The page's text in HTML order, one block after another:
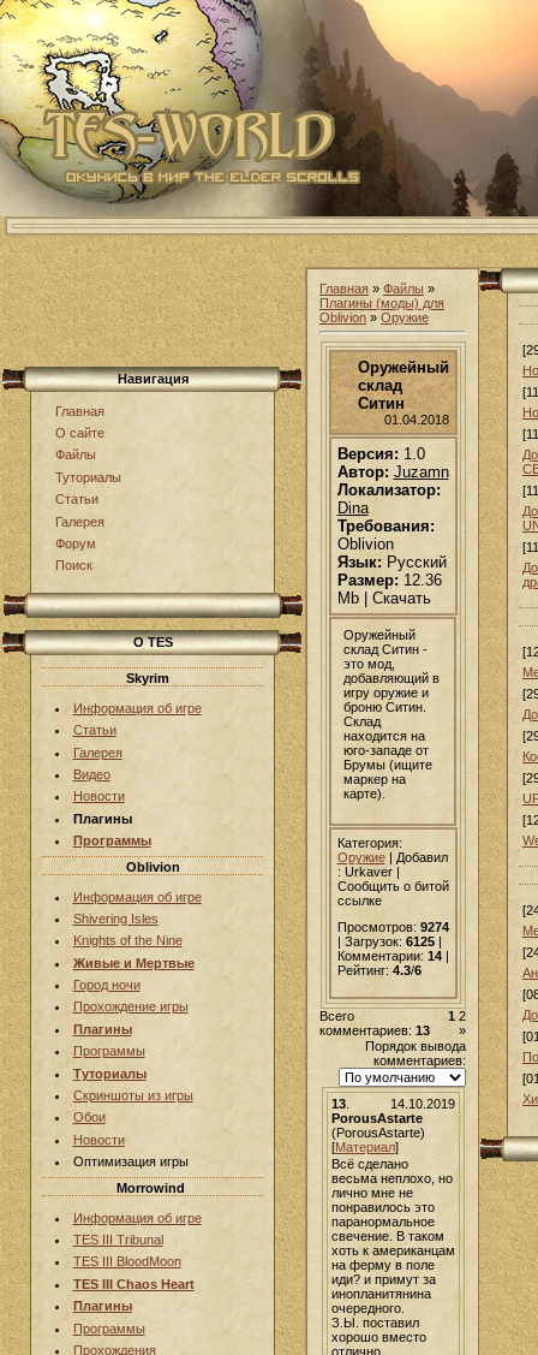
Навигация
Главная
О сайте
Файлы
Туториалы
Статьи
Галерея
Форум
Поиск
О TES
Skyrim
Информация об игре
Статьи
Галерея
Видео
Новости
Плагины
Программы
Oblivion
Информация об игре
Shivering Isles
Knights of the Nine
Живые и Мертвые
Город ночи
Прохождение игры
Плагины
Программы
Туториалы
Скриншоты из игры
Обои
Новости
Оптимизация игры
Morrowind
Информация об игре
TES III Tribunal
TES III BloodMoon
TES III Chaos Heart
Плагины
Программы
Прохождения
Главная » Файлы »
Плагины (моды) для
Oblivion » Оружие
Оружейный
склад
Ситин
01.04.2018
Версия: 1.0
Автор: Juzamn
Локализатор:
Dina
Требования:
Oblivion
Язык: Русский
Размер: 12.36
Mb | Скачать
Оружейный
склад Ситин -
это мод,
добавляющий в
игру оружие и
броню Ситин.
Склад
находится на
юго-западе от
Брумы (ищите
маркер на
карте).
Категория:
Оружие| Добавил
: Urkaver |
Сообщить о битой
ссылке
Просмотров: 9274
| Загрузок: 6125|
Комментарии: 14|
Рейтинг: 4.3/6
Всего
комментариев: 13
1 2
»
Порядок вывода
комментариев:
14.10.2019
13.
PorousAstarte
(PorousAstarte)
[Материал]
Всё сделано
весьма неплохо, но
лично мне не
понравилось это
паранормальное
свечение. В таком
хоть к американцам
на ферму в поле
иди? и примут за
инопланитянина
очередного.
З.Ы. поставил
хорошо вместо
отлично.